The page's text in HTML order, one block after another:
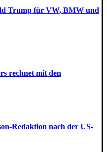
Trump für VW, BMW und
rechnet mit den
Redaktion nach der US-